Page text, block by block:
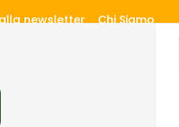
newsletter Chi Siamo